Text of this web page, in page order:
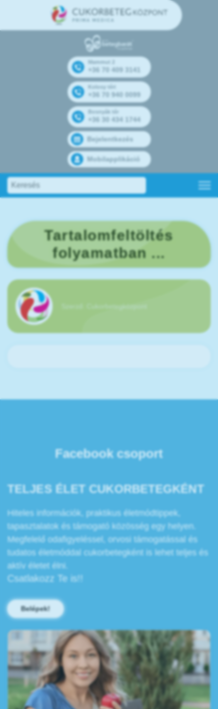
Mammut 2
+36 70 409 3141
Kolosy téri
+36 70 940 0099
Bosnyák tér
+36 30 434 1744
Bejelentkezés
Mobilapplikáció
Tartalomfeltöltés
folyamatban ...
Cukorbetegközpont
Facebook csoport
TELJES ÉLET CUKORBETEGKÉNT
Hiteles információk, praktikus életmódtippek,
tapasztalatok és támogató közösség egy helyen.
Megfelelő odafigyeléssel, orvosi támogatással és
tudatos életmóddal cukorbetegként is lehet teljes és
aktív életet élni.
Csatlakozz Te is!!
Belépek!